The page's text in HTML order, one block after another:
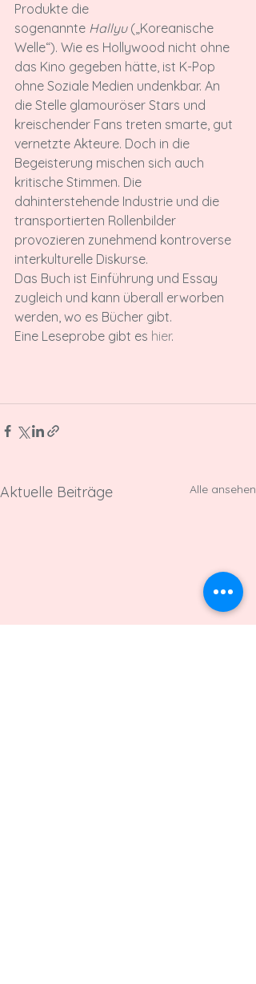
Produkte die
sogenannte Hallyu („Koreanische
Welle“). Wie es Hollywood nicht ohne
das Kino gegeben hätte, ist K-Pop
ohne Soziale Medien undenkbar. An
die Stelle glamouröser Stars und
kreischender Fans treten smarte, gut
vernetzte Akteure. Doch in die
Begeisterung mischen sich auch
kritische Stimmen. Die
dahinterstehende Industrie und die
transportierten Rollenbilder
provozieren zunehmend kontroverse
interkulturelle Diskurse.
Das Buch ist Einführung und Essay
zugleich und kann überall erworben
werden, wo es Bücher gibt.
Eine Leseprobe gibt es hier.
Aktuelle Beiträge Alle ansehen